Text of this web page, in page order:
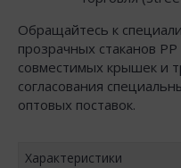
Обращайтесь к
прозрачных стаканов
совместимых крышек и
согласования
оптовых поставок.
Характеристики